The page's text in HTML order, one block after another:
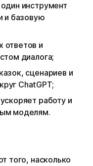
инструмент
и базовую
ответов и
диалога;
сценариев и
ChatGPT;
работу и
моделям.
того, насколько